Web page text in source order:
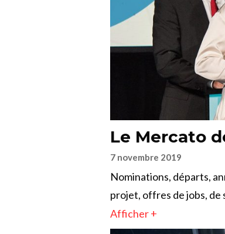
Le Mercato
7 novembre 2019
Nominations, départs,
projet, offres de jobs, de
Afficher +